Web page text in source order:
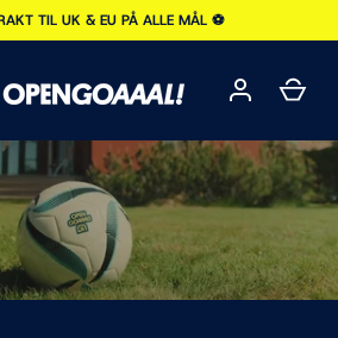
TIL UK & EU PÅ ALLE MÅL ⚽️